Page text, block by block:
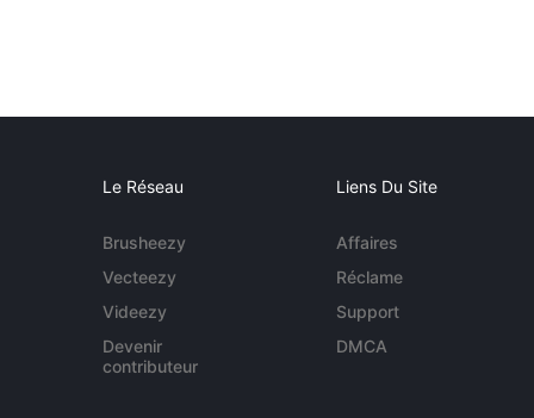
Le Réseau
Brusheezy
Vecteezy
Videezy
Devenir
contributeur
Liens Du Site
Affaires
Réclame
Support
DMCA